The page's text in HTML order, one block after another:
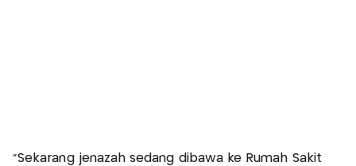
“Sekarang jenazah sedang dibawa ke Rumah Sakit